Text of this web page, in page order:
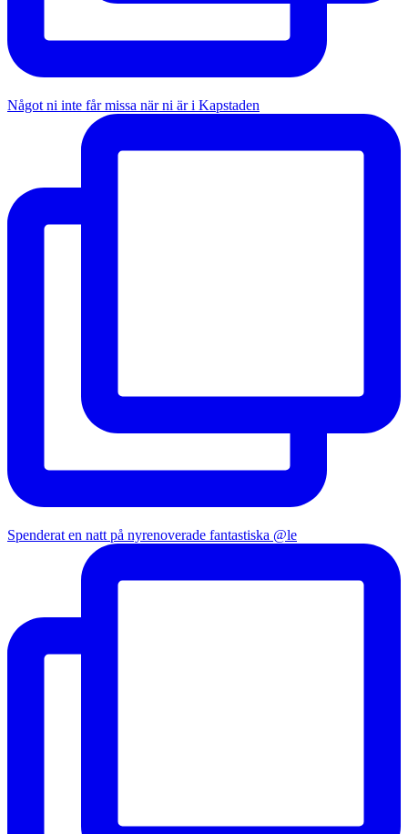
Något ni inte får missa när ni är i Kapstaden
Spenderat en natt på nyrenoverade fantastiska @le